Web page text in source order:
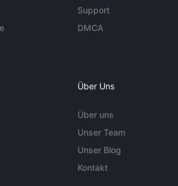
Support
DMCA
Über Uns
Über uns
Unser Team
Unser Blog
Kontakt